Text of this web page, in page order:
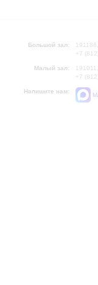
Большой зал:
+7
Малый зал:
+7
Напишите нам: